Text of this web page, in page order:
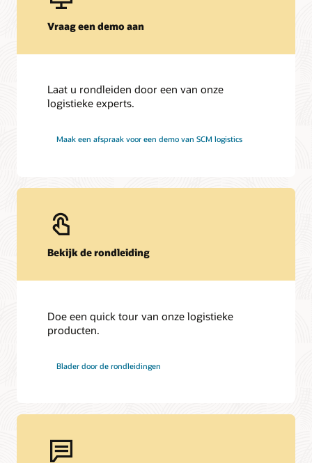
Vraag een demo aan
Laat u rondleiden door een van onze
logistieke experts.
Maak een afspraak voor een demo van SCM logistics
Bekijk de rondleiding
Doe een quick tour van onze logistieke
producten.
Blader door de rondleidingen